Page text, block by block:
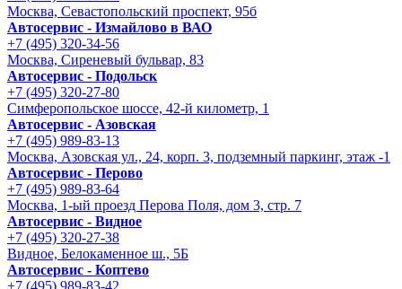
Москва, Севастопольский проспект, 95б
Автосервис - Измайлово в ВАО
+7 (495) 320-34-56
Москва, Сиреневый бульвар, 83
Автосервис - Подольск
+7 (495) 320-27-80
Симферопольское шоссе, 42-й километр, 1
Автосервис - Азовская
+7 (495) 989-83-13
Москва, Азовская ул., 24, корп. 3, подземный паркинг, этаж -1
Автосервис - Перово
+7 (495) 989-83-64
Москва, 1-ый проезд Перова Поля, дом 3, стр. 7
Автосервис - Видное
+7 (495) 320-27-38
Видное, Белокаменное ш., 5Б
Автосервис - Коптево
+7 (495) 989-83-42